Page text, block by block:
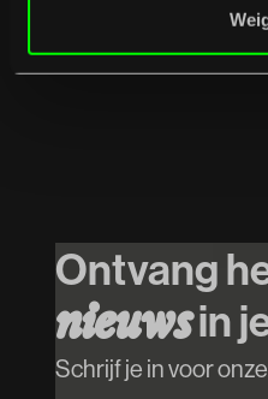
Ontvang
nieuwsin
Schrijf je in voor